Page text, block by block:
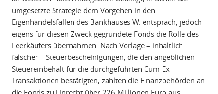
umgesetzte Strategie dem Vorgehen in den
Eigenhandelsfällen des Bankhauses W. entsprach, jedoch
eigens für diesen Zweck gegründete Fonds die Rolle des
Leerkäufers übernahmen. Nach Vorlage – inhaltlich
falscher – Steuerbescheinigungen, die den angeblichen
Steuereinbehalt für die durchgeführten Cum-Ex-
Transaktionen bestätigten, zahlten die Finanzbehörden an